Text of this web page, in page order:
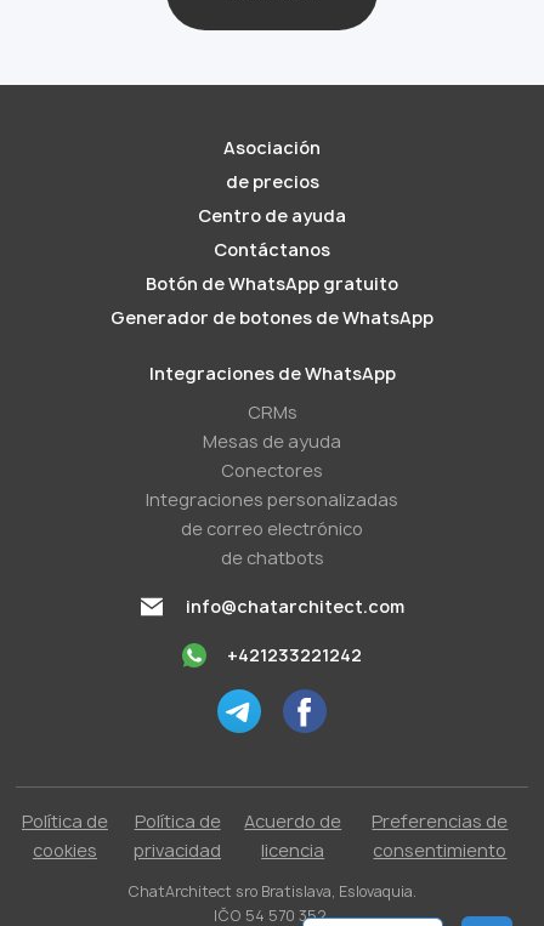
Asociación
de precios
Centro de ayuda
Contáctanos
Botón de WhatsApp gratuito
Generador de botones de WhatsApp
Integraciones de WhatsApp
CRMs
Mesas de ayuda
Conectores
Integraciones personalizadas
de correo electrónico
de chatbots
info@chatarchitect.com
+421233221242
Política de
cookies
Política de
privacidad
Acuerdo de
licencia
Preferencias de
consentimiento
ChatArchitect sro Bratislava, Eslovaquia.
IČO 54 570 352.